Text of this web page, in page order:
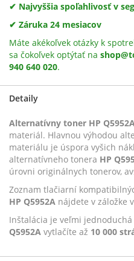
✔ Najvyššia spoľahlivosť v
✔ Záruka 24 mesiacov
Máte akékoľvek otázky k
sa čokoľvek optýtať na
940 640 020.
Detaily
Alternatívny toner HP
materiál. Hlavnou výhodou
materiálu je úspora vyšich
alternatívneho tonera HP
úrovni originálnych tonerov,
Zoznam tlačiarní
HP Q5952A nájdete v záložke
Inštalácia je veľmi jednoduchá
Q5952A vytlačíte až 10 000